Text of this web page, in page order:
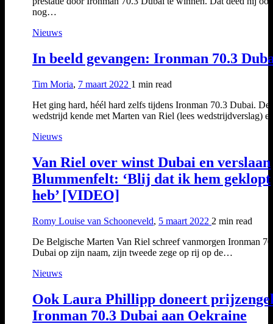
nog…
Nieuws
In beeld gevangen: Ironman 70.3
Tim Moria, 7 maart 2022 1 min read
Het ging hard, héél hard zelfs tijdens Ironman 70.3 Dubai. De
wedstrijd kende met Marten van Riel (lees wedstrijdverslag)
Nieuws
Van Riel over winst Dubai en verslaan
Blummenfelt: ‘Blij dat ik hem geklopt
heb’ [VIDEO]
Romy Louise van Schooneveld, 5 maart 2022 2 min read
De Belgische Marten Van Riel schreef vanmorgen Ironman
Dubai op zijn naam, zijn tweede zege op rij op de…
Nieuws
Ook Laura Phillipp doneert
Ironman 70.3 Dubai aan Oekraine